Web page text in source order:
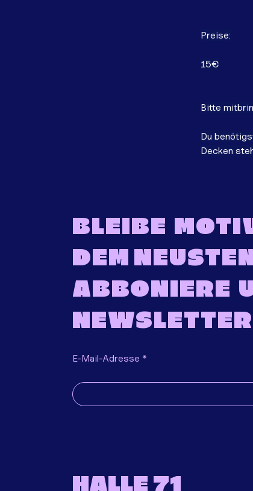
Preise:
15€
Bitte
Du
Decken
BLEIBE
DEM
ABBONIERE
E-Mail-Adresse
HALLE 71